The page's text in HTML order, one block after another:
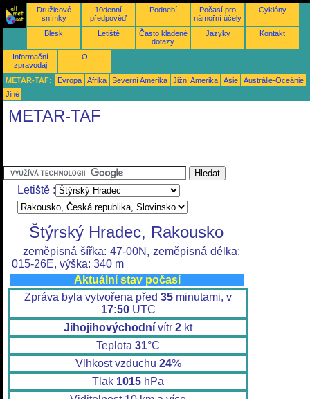
Družicové
snímky
10denní
předpověď
Podnebí
Počasí pro
námořní účely
Cyklóny
Blesk Letiště
Často kladené
dotazy
Jazyky Kontakt
Informační
zpravodaj
O
METAR-TAF: Evropa Afrika Severní Amerika Jižní Amerika Asie
Austrálie-Oceánie
Jiné
METAR-TAF
Letiště :
Štýrský Hradec, Rakousko
zeměpisná šířka: 47-00N, zeměpisná délka:
015-26E, výška: 340 m
Aktuální stav počasí
Zpráva byla vytvořena před 35 minutami, v
17:50UTC
Jihojihovýchodní vítr 2 kt
Teplota 31°C
Vlhkost vzduchu 24%
Tlak 1015 hPa